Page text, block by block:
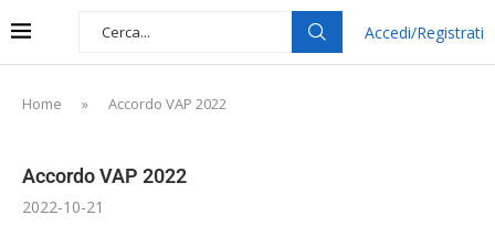
Accedi/Registrati
Home » Accordo VAP 2022
Accordo VAP 2022
2022-10-21